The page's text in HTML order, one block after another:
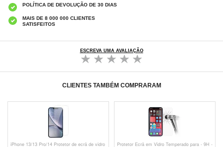
POLÍTICA DE DEVOLUÇÃO DE 30 DIAS
MAIS DE 8 000 000 CLIENTES
SATISFEITOS
ESCREVA UMA AVALIAÇÃO
CLIENTES TAMBÉM COMPRARAM
iPhone 13/13 Pro/14 Protetor de ecrã de vidro
Protetor Ecrã em Vidro Temperado para - 9H -